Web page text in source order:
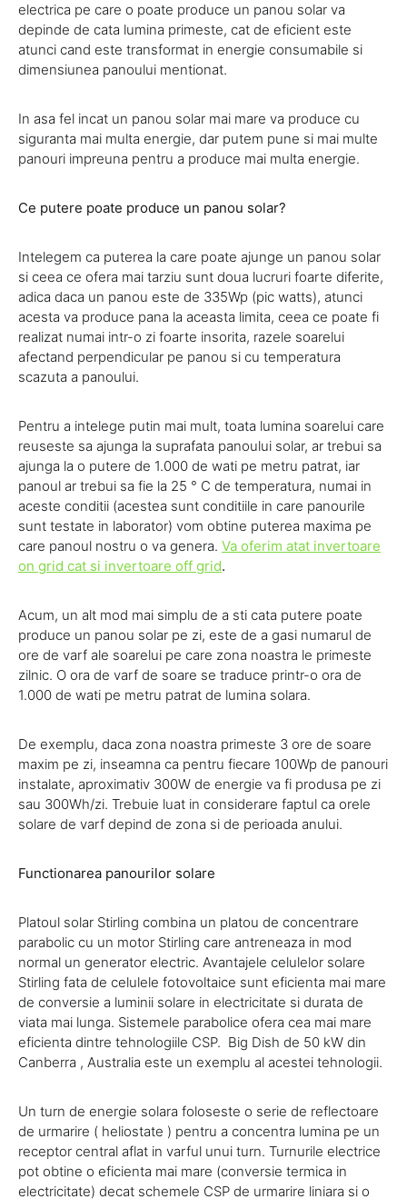
electrica pe care o poate produce un panou solar va
depinde de cata lumina primeste, cat de eficient este
atunci cand este transformat in energie consumabile si
dimensiunea panoului mentionat.
In asa fel incat un panou solar mai mare va produce cu
siguranta mai multa energie, dar putem pune si mai multe
panouri impreuna pentru a produce mai multa energie.
Ce putere poate produce un panou solar?
Intelegem ca puterea la care poate ajunge un panou solar
si ceea ce ofera mai tarziu sunt doua lucruri foarte diferite,
adica daca un panou este de 335Wp (pic watts), atunci
acesta va produce pana la aceasta limita, ceea ce poate fi
realizat numai intr-o zi foarte insorita, razele soarelui
afectand perpendicular pe panou si cu temperatura
scazuta a panoului.
Pentru a intelege putin mai mult, toata lumina soarelui care
reuseste sa ajunga la suprafata panoului solar, ar trebui sa
ajunga la o putere de 1.000 de wati pe metru patrat, iar
panoul ar trebui sa fie la 25 ° C de temperatura, numai in
aceste conditii (acestea sunt conditiile in care panourile
sunt testate in laborator) vom obtine puterea maxima pe
care panoul nostru o va genera. Va oferim atat invertoare
on grid cat si invertoare off grid.
Acum, un alt mod mai simplu de a sti cata putere poate
produce un panou solar pe zi, este de a gasi numarul de
ore de varf ale soarelui pe care zona noastra le primeste
zilnic. O ora de varf de soare se traduce printr-o ora de
1.000 de wati pe metru patrat de lumina solara.
De exemplu, daca zona noastra primeste 3 ore de soare
maxim pe zi, inseamna ca pentru fiecare 100Wp de panouri
instalate, aproximativ 300W de energie va fi produsa pe zi
sau 300Wh/zi. Trebuie luat in considerare faptul ca orele
solare de varf depind de zona si de perioada anului.
Functionarea panourilor solare
Platoul solar Stirling combina un platou de concentrare
parabolic cu un motor Stirling care antreneaza in mod
normal un generator electric. Avantajele celulelor solare
Stirling fata de celulele fotovoltaice sunt eficienta mai mare
de conversie a luminii solare in electricitate si durata de
viata mai lunga. Sistemele parabolice ofera cea mai mare
eficienta dintre tehnologiile CSP. Big Dish de 50 kW din
Canberra , Australia este un exemplu al acestei tehnologii.
Un turn de energie solara foloseste o serie de reflectoare
de urmarire ( heliostate ) pentru a concentra lumina pe un
receptor central aflat in varful unui turn. Turnurile electrice
pot obtine o eficienta mai mare (conversie termica in
electricitate) decat schemele CSP de urmarire liniara si o